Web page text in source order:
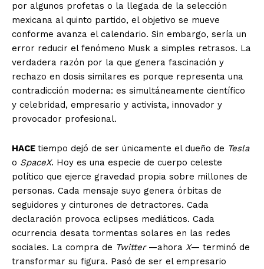
por algunos profetas o la llegada de la selección
mexicana al quinto partido, el objetivo se mueve
conforme avanza el calendario. Sin embargo, sería un
error reducir el fenómeno Musk a simples retrasos. La
verdadera razón por la que genera fascinación y
rechazo en dosis similares es porque representa una
contradicción moderna: es simultáneamente científico
y celebridad, empresario y activista, innovador y
provocador profesional.
HACE tiempo dejó de ser únicamente el dueño de Tesla
o SpaceX. Hoy es una especie de cuerpo celeste
político que ejerce gravedad propia sobre millones de
personas. Cada mensaje suyo genera órbitas de
seguidores y cinturones de detractores. Cada
declaración provoca eclipses mediáticos. Cada
ocurrencia desata tormentas solares en las redes
sociales. La compra de Twitter—ahora X— terminó de
transformar su figura. Pasó de ser el empresario